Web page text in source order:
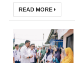
READ MORE